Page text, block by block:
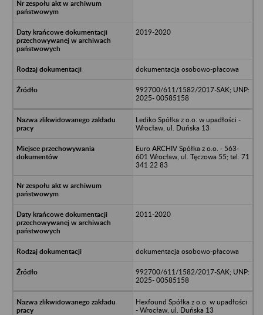
2019-2020
dokumentacja osobowo-płacowa
992700/611/1582/2017-SAK; UNP:
2025- 00585158
Lediko Spółka z o.o. w upadłości -
Wrocław, ul. Duńska 13
Euro ARCHIV Spółka z o.o. - 563-
601 Wrocław, ul. Tęczowa 55; tel. 71
341 22 83
2011-2020
dokumentacja osobowo-płacowa
992700/611/1582/2017-SAK; UNP:
2025- 00585158
Hexfound Spółka z o.o. w upadłości
- Wrocław, ul. Duńska 13